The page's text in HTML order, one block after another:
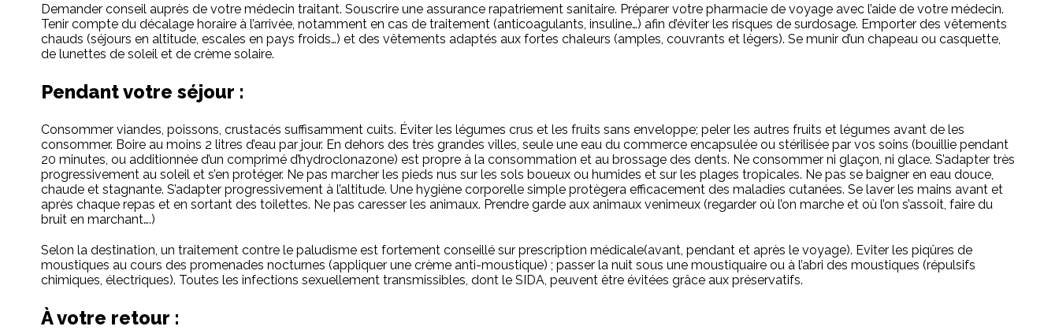
Demander conseil auprès de votre médecin traitant. Souscrire une assurance rapatriement sanitaire. Préparer votre pharmacie de voyage avec l’aide de votre médecin.
Tenir compte du décalage horaire à l’arrivée, notamment en cas de traitement (anticoagulants, insuline…) afin d’éviter les risques de surdosage. Emporter des vêtements
chauds (séjours en altitude, escales en pays froids…) et des vêtements adaptés aux fortes chaleurs (amples, couvrants et légers). Se munir d’un chapeau ou casquette,
de lunettes de soleil et de crème solaire.
Pendant votre séjour :
Consommer viandes, poissons, crustacés suffisamment cuits. Éviter les légumes crus et les fruits sans enveloppe; peler les autres fruits et légumes avant de les
consommer. Boire au moins 2 litres d’eau par jour. En dehors des très grandes villes, seule une eau du commerce encapsulée ou stérilisée par vos soins (bouillie pendant
20 minutes, ou additionnée d’un comprimé d’hydroclonazone) est propre à la consommation et au brossage des dents. Ne consommer ni glaçon, ni glace. S’adapter très
progressivement au soleil et s’en protéger. Ne pas marcher les pieds nus sur les sols boueux ou humides et sur les plages tropicales. Ne pas se baigner en eau douce,
chaude et stagnante. S’adapter progressivement à l’altitude. Une hygiène corporelle simple protègera efficacement des maladies cutanées. Se laver les mains avant et
après chaque repas et en sortant des toilettes. Ne pas caresser les animaux. Prendre garde aux animaux venimeux (regarder où l’on marche et où l’on s’assoit, faire du
bruit en marchant….)
Selon la destination, un traitement contre le paludisme est fortement conseillé sur prescription médicale(avant, pendant et après le voyage). Eviter les piqûres de
moustiques au cours des promenades nocturnes (appliquer une crème anti-moustique) ; passer la nuit sous une moustiquaire ou à l’abri des moustiques (répulsifs
chimiques, électriques). Toutes les infections sexuellement transmissibles, dont le SIDA, peuvent être évitées grâce aux préservatifs.
À votre retour :